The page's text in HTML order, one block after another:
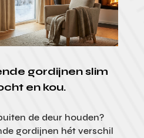
gordijnen slim
en kou.
de deur houden?
gordijnen hét verschil